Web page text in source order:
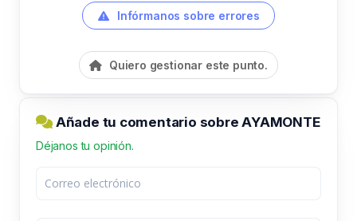
Infórmanos sobre errores
Quiero gestionar este punto.
Añade tu comentario sobre AYAMONTE
Déjanos tu opinión.